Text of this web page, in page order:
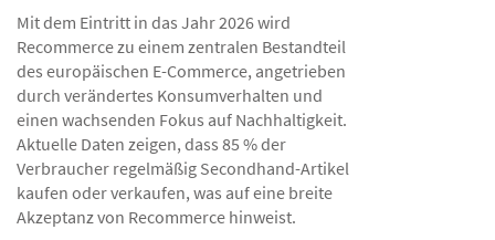
Mit dem Eintritt in das Jahr 2026 wird
Recommerce zu einem zentralen Bestandteil
des europäischen E-Commerce, angetrieben
durch verändertes Konsumverhalten und
einen wachsenden Fokus auf Nachhaltigkeit.
Aktuelle Daten zeigen, dass 85 % der
Verbraucher regelmäßig Secondhand-Artikel
kaufen oder verkaufen, was auf eine breite
Akzeptanz von Recommerce hinweist.